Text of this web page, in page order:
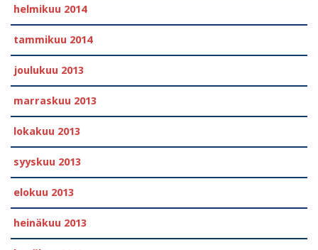
helmikuu 2014
tammikuu 2014
joulukuu 2013
marraskuu 2013
lokakuu 2013
syyskuu 2013
elokuu 2013
heinäkuu 2013